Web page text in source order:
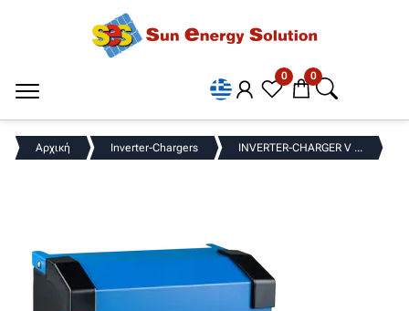
0 0
Αρχική Inverter-Chargers INVERTER-CHARGER V ...